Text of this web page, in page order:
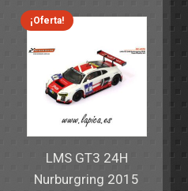
77,60€.64,95€.
¡Oferta!
LMS GT3 24H
Nurburgring 2015